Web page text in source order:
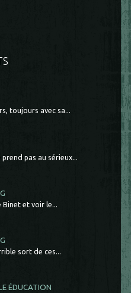
toujours avec sa...
pas au sérieux...
Binet et voir le...
sort de ces...
ÉDUCATION